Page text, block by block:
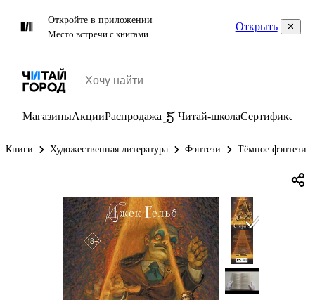
Откройте в приложении
Место встречи с книгами
Открыть
МагазиныАкцииРаспродажа Читай-школаСертификаты
Книги Художественная литература Фэнтези Тёмное фэнтези